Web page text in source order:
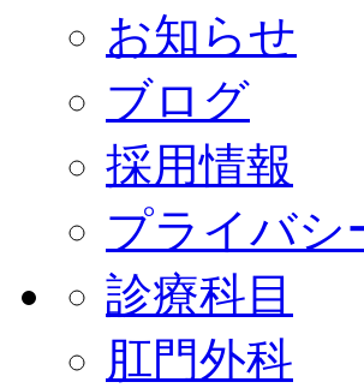
お知らせ
ブログ
採用情報
プライバシ
診療科目
肛門外科